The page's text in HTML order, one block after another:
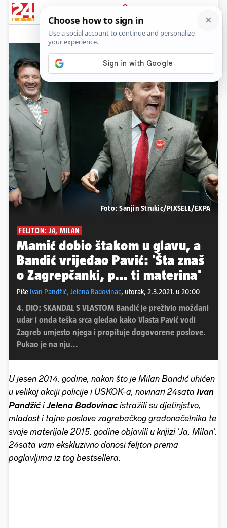
PRIJAVA
News Komentari
Foto: Sanjin Strukic/PIXSELL/EXPA
FELJTON: JA, MILAN
Mamić dobio štakom u glavu, a
Bandić vrijeđao Pavić: 'Šta znaš
o Zagrepčanki, p... ti materina'
Piše Ivan Pandžić, Jelena Badovinac, utorak, 2.3.2021. u 20:00
4. DIO: SKANDAL S VLASTOM Bandić je preživio moždani
udar i onda teška srca gledao kako Vlasta Pavić vodi
Zagreb umjesto njega i propituje dogovorene poslove.
Pukao je na nju...
U jesen 2014. godine, nakon što je Milan Bandić uhićen
u velikoj akciji policije i USKOK-a, novinari 24sata Ivan
Pandžić iJelena Badovinac istražili su djetinjstvo,
mladost i tajne poslove zagrebačkog gradonačelnika te
svoje materijale 2015. godine objavili u knjizi 'Ja, Milan'.
24sata vam ekskluzivno donosi feljton prema
poglavljima iz tog bestsellera.